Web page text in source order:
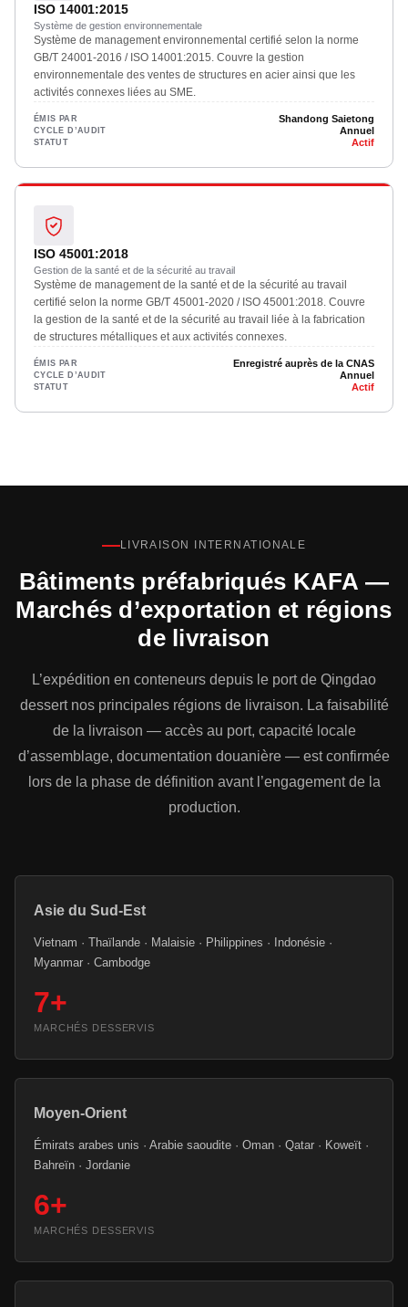
ISO 14001:2015
Système de gestion environnementale
Système de management environnemental certifié selon la norme
GB/T 24001-2016 / ISO 14001:2015. Couvre la gestion
environnementale des ventes de structures en acier ainsi que les
activités connexes liées au SME.
ÉMIS PAR Shandong Saietong
CYCLE D’AUDIT Annuel
STATUT Actif
ISO 45001:2018
Gestion de la santé et de la sécurité au travail
Système de management de la santé et de la sécurité au travail
certifié selon la norme GB/T 45001-2020 / ISO 45001:2018. Couvre
la gestion de la santé et de la sécurité au travail liée à la fabrication
de structures métalliques et aux activités connexes.
ÉMIS PAR Enregistré auprès de la CNAS
CYCLE D’AUDIT Annuel
STATUT Actif
LIVRAISON INTERNATIONALE
Bâtiments préfabriqués KAFA —
Marchés d’exportation et régions
de livraison
L’expédition en conteneurs depuis le port de Qingdao
dessert nos principales régions de livraison. La faisabilité
de la livraison — accès au port, capacité locale
d’assemblage, documentation douanière — est confirmée
lors de la phase de définition avant l’engagement de la
production.
Asie du Sud-Est
Vietnam · Thaïlande · Malaisie · Philippines · Indonésie ·
Myanmar · Cambodge
7+
MARCHÉS DESSERVIS
Moyen-Orient
Émirats arabes unis · Arabie saoudite · Oman · Qatar · Koweït ·
Bahreïn · Jordanie
6+
MARCHÉS DESSERVIS